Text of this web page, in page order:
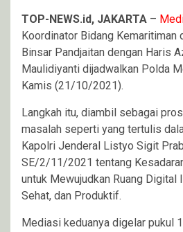
TOP-NEWS.id, JAKARTA –
Koordinator Bidang Kemaritiman
Binsar Pandjaitan dengan Haris
Maulidiyanti dijadwalkan Polda
Kamis (21/10/2021).
Langkah itu, diambil sebagai
masalah seperti yang tertulis
Kapolri Jenderal Listyo Sigit
SE/2/11/2021 tentang
untuk Mewujudkan Ruang Digital
Sehat, dan Produktif.
Mediasi keduanya digelar pukul